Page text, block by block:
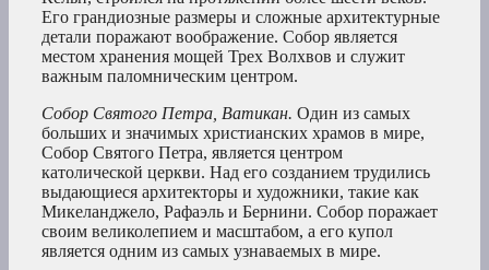
Его грандиозные размеры и сложные архитектурные
детали поражают воображение. Собор является
местом хранения мощей Трех Волхвов и служит
важным паломническим центром.
Собор Святого Петра, Ватикан. Один из самых
больших и значимых христианских храмов в мире,
Собор Святого Петра, является центром
католической церкви. Над его созданием трудились
выдающиеся архитекторы и художники, такие как
Микеланджело, Рафаэль и Бернини. Собор поражает
своим великолепием и масштабом, а его купол
является одним из самых узнаваемых в мире.